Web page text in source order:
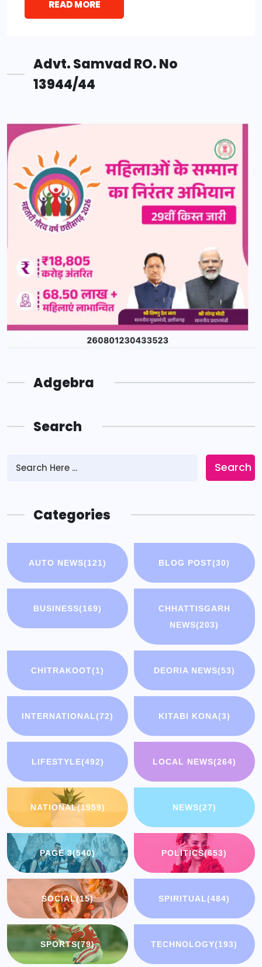
READ MORE
Advt. Samvad RO. No
13944/44
Adgebra
Search
Search
Categories
AUTO NEWS(121) BLOG POST(30)
BUSINESS(169)
CHHATTISGARH
NEWS(203)
CHITRAKOOT(1) DEORIA NEWS(53)
INTERNATIONAL(72) KITABI KONA(3)
LIFESTYLE(492) LOCAL NEWS(264)
NATIONAL(1959) NEWS(27)
PAGE 3(540) POLITICS(653)
SOCIAL(15) SPIRITUAL(484)
SPORTS(79) TECHNOLOGY(193)